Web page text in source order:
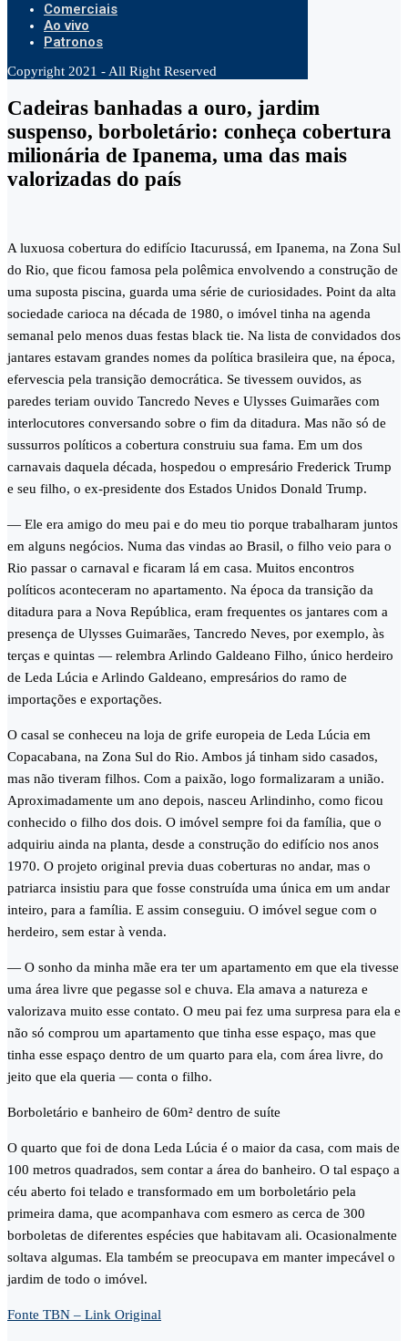
Comerciais
Ao vivo
Patronos
Copyright 2021 - All Right Reserved
Cadeiras banhadas a ouro, jardim
suspenso, borboletário: conheça cobertura
milionária de Ipanema, uma das mais
valorizadas do país
A luxuosa cobertura do edifício Itacurussá, em Ipanema, na Zona Sul
do Rio, que ficou famosa pela polêmica envolvendo a construção de
uma suposta piscina, guarda uma série de curiosidades. Point da alta
sociedade carioca na década de 1980, o imóvel tinha na agenda
semanal pelo menos duas festas black tie. Na lista de convidados dos
jantares estavam grandes nomes da política brasileira que, na época,
efervescia pela transição democrática. Se tivessem ouvidos, as
paredes teriam ouvido Tancredo Neves e Ulysses Guimarães com
interlocutores conversando sobre o fim da ditadura. Mas não só de
sussurros políticos a cobertura construiu sua fama. Em um dos
carnavais daquela década, hospedou o empresário Frederick Trump
e seu filho, o ex-presidente dos Estados Unidos Donald Trump.
— Ele era amigo do meu pai e do meu tio porque trabalharam juntos
em alguns negócios. Numa das vindas ao Brasil, o filho veio para o
Rio passar o carnaval e ficaram lá em casa. Muitos encontros
políticos aconteceram no apartamento. Na época da transição da
ditadura para a Nova República, eram frequentes os jantares com a
presença de Ulysses Guimarães, Tancredo Neves, por exemplo, às
terças e quintas — relembra Arlindo Galdeano Filho, único herdeiro
de Leda Lúcia e Arlindo Galdeano, empresários do ramo de
importações e exportações.
O casal se conheceu na loja de grife europeia de Leda Lúcia em
Copacabana, na Zona Sul do Rio. Ambos já tinham sido casados,
mas não tiveram filhos. Com a paixão, logo formalizaram a união.
Aproximadamente um ano depois, nasceu Arlindinho, como ficou
conhecido o filho dos dois. O imóvel sempre foi da família, que o
adquiriu ainda na planta, desde a construção do edifício nos anos
1970. O projeto original previa duas coberturas no andar, mas o
patriarca insistiu para que fosse construída uma única em um andar
inteiro, para a família. E assim conseguiu. O imóvel segue com o
herdeiro, sem estar à venda.
— O sonho da minha mãe era ter um apartamento em que ela tivesse
uma área livre que pegasse sol e chuva. Ela amava a natureza e
valorizava muito esse contato. O meu pai fez uma surpresa para ela e
não só comprou um apartamento que tinha esse espaço, mas que
tinha esse espaço dentro de um quarto para ela, com área livre, do
jeito que ela queria — conta o filho.
Borboletário e banheiro de 60m² dentro de suíte
O quarto que foi de dona Leda Lúcia é o maior da casa, com mais de
100 metros quadrados, sem contar a área do banheiro. O tal espaço a
céu aberto foi telado e transformado em um borboletário pela
primeira dama, que acompanhava com esmero as cerca de 300
borboletas de diferentes espécies que habitavam ali. Ocasionalmente
soltava algumas. Ela também se preocupava em manter impecável o
jardim de todo o imóvel.
Fonte TBN – Link Original